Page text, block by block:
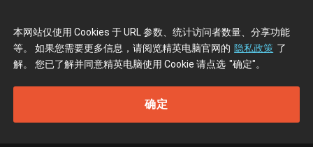
本网站仅使用 Cookies 于 URL 参数、统计访问者数量、分享功能
等。 如果您需要更多信息，请阅览精英电脑官网的 隐私政策 了
解。 您已了解并同意精英电脑使用 Cookie 请点选 "确定"。
确定